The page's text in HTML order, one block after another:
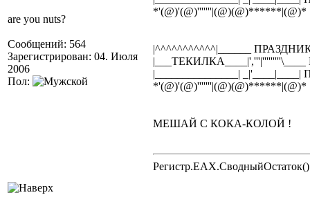
are you nuts?
Сообщений: 564
Зарегистрирован: 04. Июля
2006
Пол:
*'(@)'(@)'''''''|(@)(@)******|(@)*
|^^^^^^^^^^^|______
|_______________|
*'(@)'(@)'''''''|(@)(@)******|(@)*
МЕШАЙ С КОКА-КОЛОЙ !
Регистр.EAX.СводныйОстаток()